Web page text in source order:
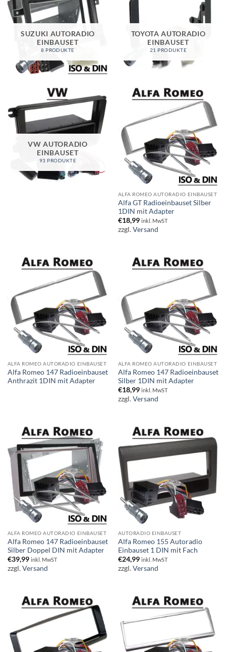
SUZUKI AUTORADIO
EINBAUSET
8 PRODUKTE
TOYOTA AUTORADIO
EINBAUSET
21 PRODUKTE
VW AUTORADIO
EINBAUSET
93 PRODUKTE
ALFA ROMEO AUTORADIO EINBAUSET
Alfa GT Radioeinbauset Silber
1DIN mit Adapter
€18,99 inkl. MwST
zzgl.Versand
ALFA ROMEO AUTORADIO EINBAUSET
Alfa Romeo 147 Radioeinbauset
Anthrazit 1DIN mit Adapter
ALFA ROMEO AUTORADIO EINBAUSET
Alfa Romeo 147 Radioeinbauset
Silber 1DIN mit Adapter
€18,99 inkl. MwST
zzgl.Versand
ALFA ROMEO AUTORADIO EINBAUSET
Alfa Romeo 147 Radioeinbauset
Silber Doppel DIN mit Adapter
€39,99 inkl. MwST
zzgl.Versand
AUTORADIO EINBAUSET
Alfa Romeo 155 Autoradio
Einbauset 1 DIN mit Fach
€24,99 inkl. MwST
zzgl.Versand